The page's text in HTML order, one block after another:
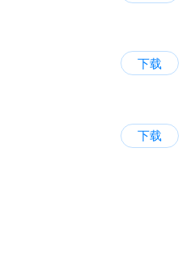
下载
下载